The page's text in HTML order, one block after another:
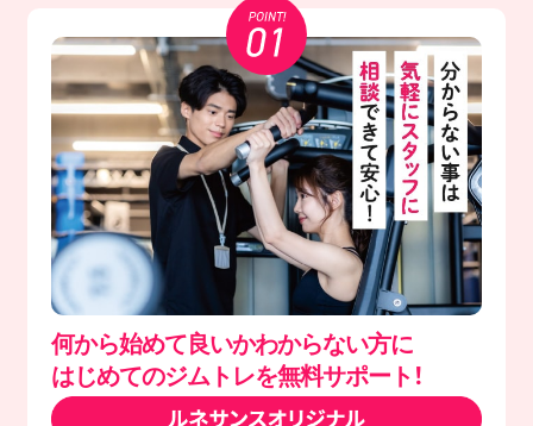
何から始めて良いかわからない方に
はじめてのジムトレを無料サポート！